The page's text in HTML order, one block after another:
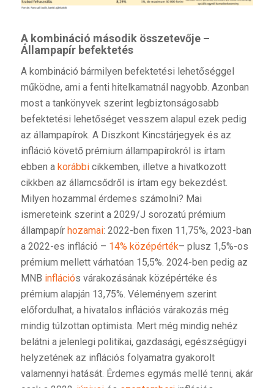
A kombináció második összetevője –
Állampapír befektetés
A kombináció bármilyen befektetési lehetőséggel
működne, ami a fenti hitelkamatnál nagyobb. Azonban
most a tankönyvek szerint legbiztonságosabb
befektetési lehetőséget vesszem alapul ezek pedig
az állampapírok. A Diszkont Kincstárjegyek és az
infláció követő prémium állampapírokról is írtam
ebben a korábbicikkemben, illetve a hivatkozott
cikkben az államcsődről is írtam egy bekezdést.
Milyen hozammal érdemes számolni? Mai
ismereteink szerint a 2029/J sorozatú prémium
állampapír hozamai: 2022-ben fixen 11,75%, 2023-ban
a 2022-es infláció – 14% középérték– plusz 1,5%-os
prémium mellett várhatóan 15,5%. 2024-ben pedig az
MNB inflációs várakozásának középértéke és
prémium alapján 13,75%. Véleményem szerint
előfordulhat, a hivatalos inflációs várakozás még
mindig túlzottan optimista. Mert még mindig nehéz
belátni a jelenlegi politikai, gazdasági, egészségügyi
helyzetének az inflációs folyamatra gyakorolt
valamennyi hatását. Érdemes egymás mellé tenni, akár